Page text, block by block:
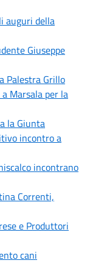
auguri della
Giuseppe
Palestra Grillo
Marsala per la
la Giunta
incontro a
incontrano
Correnti,
e Produttori
cani